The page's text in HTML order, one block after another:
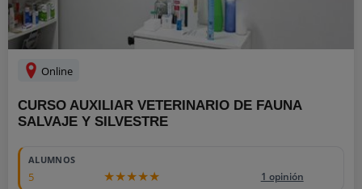
Online
CURSO AUXILIAR VETERINARIO DE FAUNA
SALVAJE Y SILVESTRE
ALUMNOS
5 1 opinión